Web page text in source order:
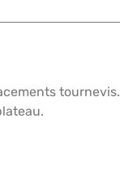
tournevis.